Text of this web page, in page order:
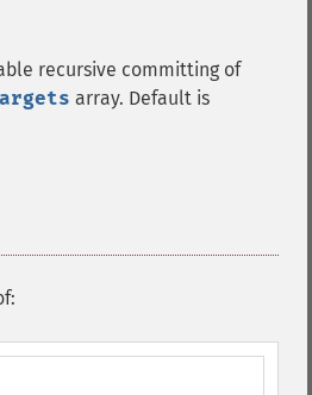
recursive committing of
array. Default is